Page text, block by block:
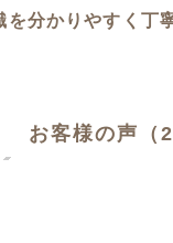
を分かりやすく丁
お客様の声（2